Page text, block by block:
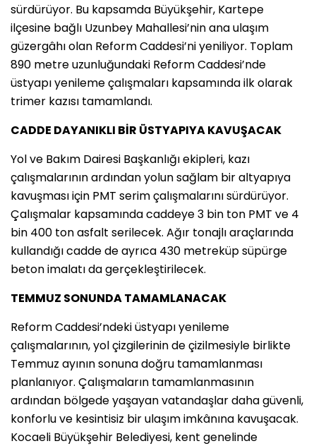
sürdürüyor. Bu kapsamda Büyükşehir, Kartepe
ilçesine bağlı Uzunbey Mahallesi’nin ana ulaşım
güzergâhı olan Reform Caddesi’ni yeniliyor. Toplam
890 metre uzunluğundaki Reform Caddesi’nde
üstyapı yenileme çalışmaları kapsamında ilk olarak
trimer kazısı tamamlandı.
CADDE DAYANIKLI BİR ÜSTYAPIYA KAVUŞACAK
Yol ve Bakım Dairesi Başkanlığı ekipleri, kazı
çalışmalarının ardından yolun sağlam bir altyapıya
kavuşması için PMT serim çalışmalarını sürdürüyor.
Çalışmalar kapsamında caddeye 3 bin ton PMT ve 4
bin 400 ton asfalt serilecek. Ağır tonajlı araçlarında
kullandığı cadde de ayrıca 430 metreküp süpürge
beton imalatı da gerçekleştirilecek.
TEMMUZ SONUNDA TAMAMLANACAK
Reform Caddesi’ndeki üstyapı yenileme
çalışmalarının, yol çizgilerinin de çizilmesiyle birlikte
Temmuz ayının sonuna doğru tamamlanması
planlanıyor. Çalışmaların tamamlanmasının
ardından bölgede yaşayan vatandaşlar daha güvenli,
konforlu ve kesintisiz bir ulaşım imkânına kavuşacak.
Kocaeli Büyükşehir Belediyesi, kent genelinde